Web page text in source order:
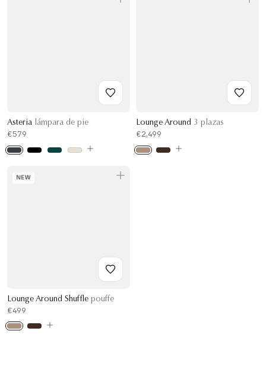
Asteria lámpara de pie
€579
Lounge Around 3 plazas
€2,499
NEW
Lounge Around Shuffle pouffe
€499